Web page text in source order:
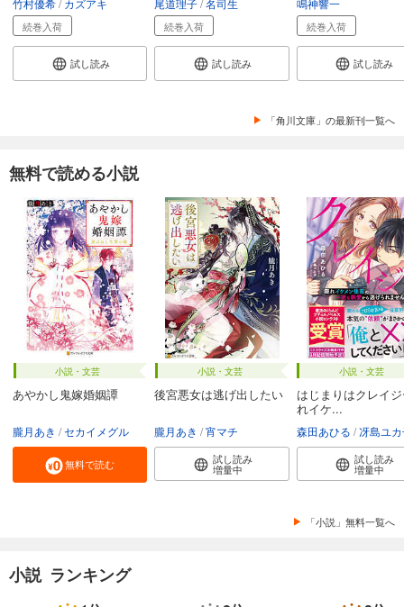
続巻入荷
試し読み
続巻入荷
試し読み
続巻入荷
試し読み
「角川文庫」の最新刊一覧へ
無料で読める小説
小説・文芸
あやかし鬼嫁婚姻譚
朧月あき セカイメグル
無料で読む
小説・文芸
後宮悪女は逃げ出したい
朧月あき 宵マチ
試し読み
増量中
小説・文芸
はじまりはクレイ
れイケ...
森田あひる 冴島ユ
試し読み
増量中
「小説」無料一覧へ
小説 ランキング